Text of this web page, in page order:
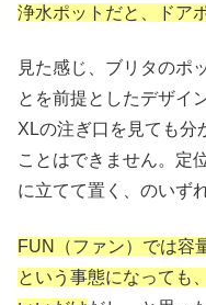
浄水ポットだと、ドア
見た感じ、ブリタのポ
とを前提としたデザイ
XLの注ぎ口を見ても分
ことはできません。定
に立てて置く、のいず
FUN（ファン）では容
という事態になっても